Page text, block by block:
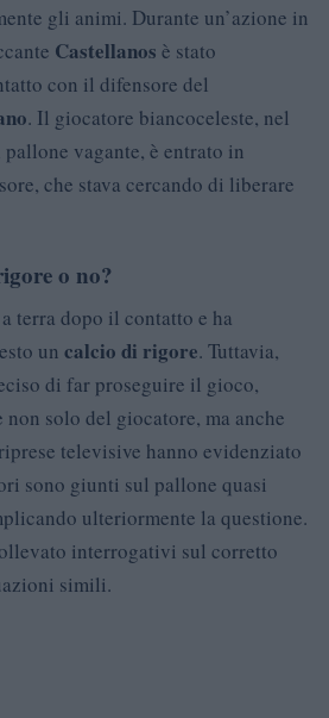
gli animi. Durante un’azione in
Castellanos è stato
con il difensore del
. Il giocatore biancoceleste, nel
vagante, è entrato in
che stava cercando di liberare
o no?
terra dopo il contatto e ha
un calcio di rigore. Tuttavia,
di far proseguire il gioco,
solo del giocatore, ma anche
televisive hanno evidenziato
sono giunti sul pallone quasi
ulteriormente la questione.
interrogativi sul corretto
simili.